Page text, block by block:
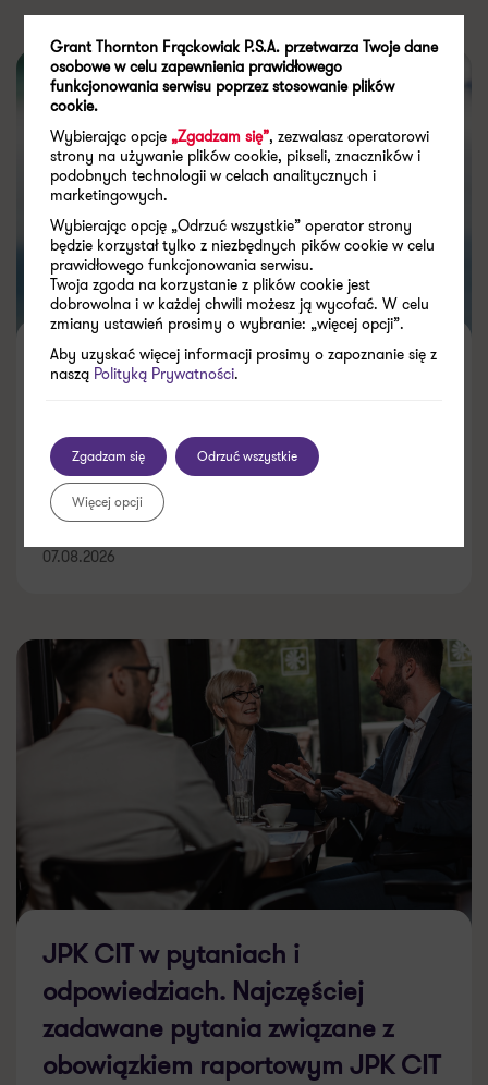
Pracodawcy w Polsce nadal
07.08.2026
JPK CIT w pytaniach i
odpowiedziach. Najczęściej
zadawane pytania związane z
obowiązkiem raportowym JPK CIT
Grant Thornton Frąckowiak P.S.A. przetwarza Twoje dane
osobowe w celu zapewnienia prawidłowego
funkcjonowania serwisu poprzez stosowanie plików
cookie.
Wybierając opcje„Zgadzam się”, zezwalasz operatorowi
strony na używanie plików cookie, pikseli, znaczników i
podobnych technologii w celach analitycznych i
marketingowych.
Wybierając opcję „Odrzuć wszystkie” operator strony
będzie korzystał tylko z niezbędnych pików cookie w celu
prawidłowego funkcjonowania serwisu.
Twoja zgoda na korzystanie z plików cookie jest
dobrowolna i w każdej chwili możesz ją wycofać. W celu
zmiany ustawień prosimy o wybranie: „więcej opcji”.
Aby uzyskać więcej informacji prosimy o zapoznanie się z
naszą Polityką Prywatności.
Zgadzam się Odrzuć wszystkie
Więcej opcji